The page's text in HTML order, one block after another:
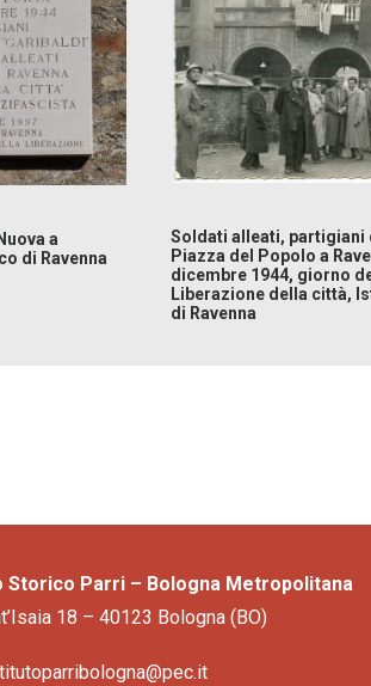
a
di Ravenna
Soldati alleati, partigiani
Piazza del Popolo a
dicembre 1944, giorno
Liberazione della città,
di Ravenna
Storico Parri – Bologna Metropolitana
18 – 40123 Bologna (BO)